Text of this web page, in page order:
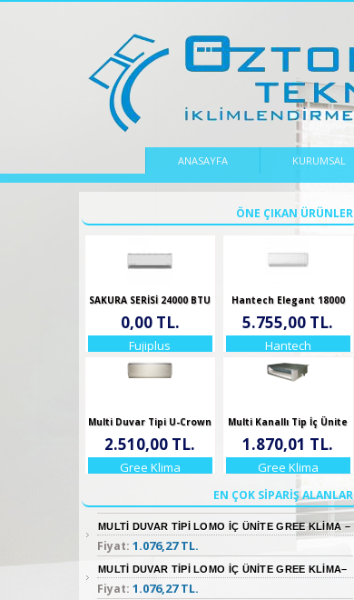
ANASAYFA KURUMSAL
ÖNE ÇIKAN ÜRÜNLER
SAKURA SERİSİ 24000 BTU
0,00 TL.
Fujiplus
Hantech Elegant 18000
BTU Split Duvar Tipi
5.755,00 TL.
Hantech
Multi Duvar Tipi U-Crown
İç Ünite 12000 BTU/h
2.510,00 TL.
Gree Klima
Multi Kanallı Tip İç Ünite
Gree Klima 12000 BTU/h
1.870,01 TL.
Gree Klima
EN ÇOK SIPARIŞ ALANLAR
MULTI DUVAR TIPI LOMO İÇ ÜNITE GREE KLIMA –
9000 BTU/H
Fiyat: 1.076,27 TL.
MULTI DUVAR TIPI LOMO İÇ ÜNITE GREE KLIMA–
7000 BTU/H
Fiyat: 1.076,27 TL.